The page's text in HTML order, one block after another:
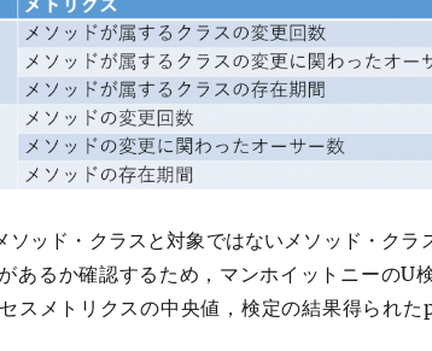
ソッド・クラスと対象ではないメソッド・クラ
あるか確認するため，マンホイットニーのU
スメトリクスの中央値，検定の結果得られた